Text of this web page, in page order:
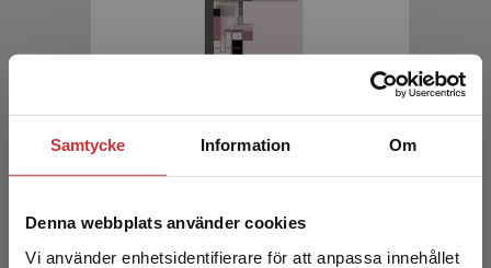
Samtycke Information Om
Denna webbplats använder cookies
Vi använder enhetsidentifierare för att anpassa innehållet
Reflective Lifeworld Research
388 krinkl. moms